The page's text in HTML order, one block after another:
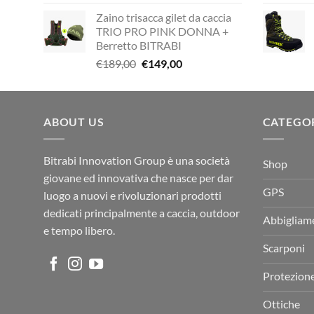
originale
era:
€338,90.
attuale
è:
Zaino trisacca gilet da caccia
TRIO PRO PINK DONNA +
Berretto BITRABI
€189,00 Il
originale
€149,00Il
attuale
ABOUT US
Bitrabi Innovation Group è una società
giovane ed innovativa che nasce per dar
luogo a nuovi e rivoluzionari prodotti
dedicati principalmente a caccia, outdoor
e tempo libero.
Shop
GPS
Scarponi
Ottiche